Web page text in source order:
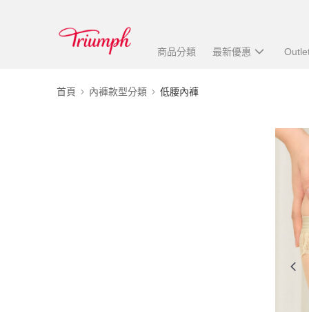
商品分類 最新優惠
首頁 內褲款型分類 低腰內褲